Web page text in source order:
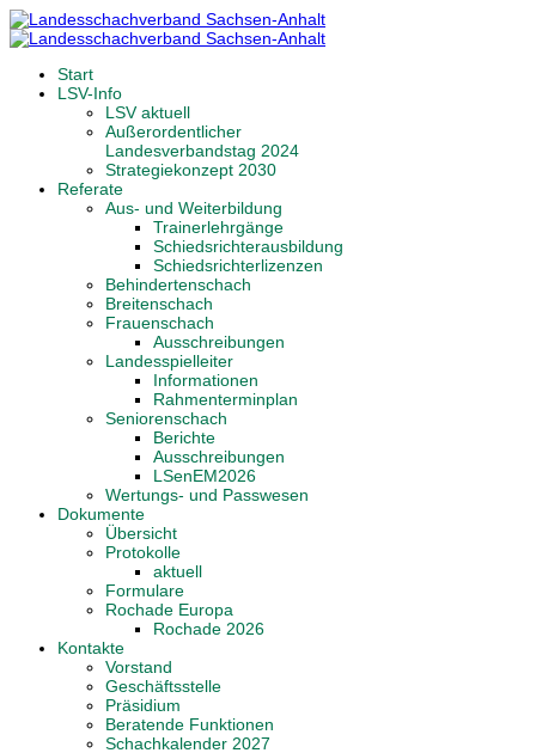
Start
LSV-Info
LSV aktuell
Außerordentlicher
Landesverbandstag 2024
Strategiekonzept 2030
Referate
Aus- und Weiterbildung
Trainerlehrgänge
Schiedsrichterausbildung
Schiedsrichterlizenzen
Behindertenschach
Breitenschach
Frauenschach
Ausschreibungen
Landesspielleiter
Informationen
Rahmenterminplan
Seniorenschach
Berichte
Ausschreibungen
LSenEM2026
Wertungs- und Passwesen
Dokumente
Übersicht
Protokolle
aktuell
Formulare
Rochade Europa
Rochade 2026
Kontakte
Vorstand
Geschäftsstelle
Präsidium
Beratende Funktionen
Schachkalender 2027